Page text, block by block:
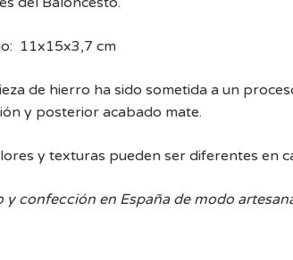
11x15x3,7 cm
de hierro ha sido sometida a un
y posterior acabado mate.
y texturas pueden ser diferentes en
y confección en España de modo